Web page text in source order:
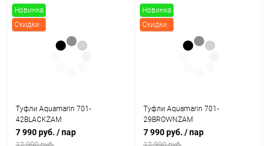
Новинка
Скидки
Туфли Aquamarin 701-
42BLACKZAM
7 990 руб. / пар
Новинка
Скидки
Туфли Aquamarin 701-
29BROWNZAM
7 990 руб. / пар